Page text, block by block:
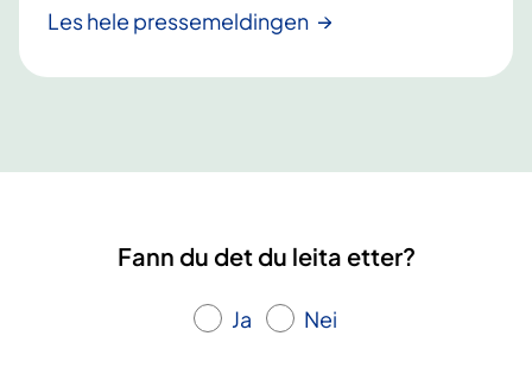
Les hele pressemeldingen
Fann du det du leita etter?
Ja Nei